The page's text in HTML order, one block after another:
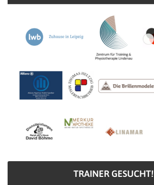
TRAINER GESUCHT!